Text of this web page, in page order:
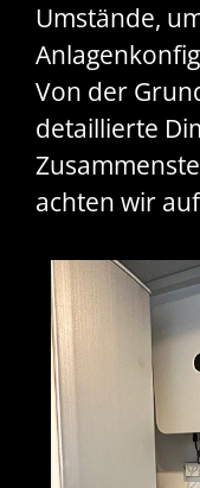
Umstände,
Von der
detaillierte
achten wir